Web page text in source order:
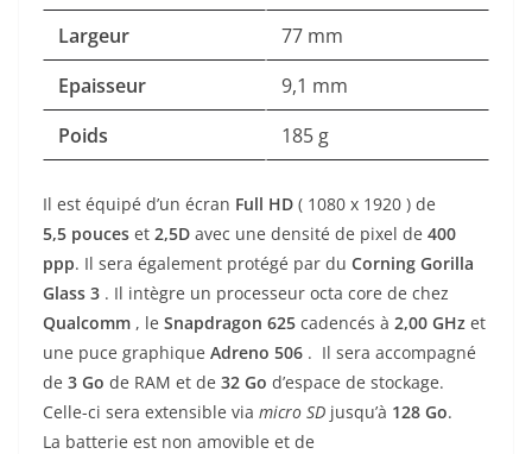
Largeur
77 mm
Epaisseur
9,1 mm
Poids
185 g
Il est équipé d’un écran Full HD ( 1080 x 1920 ) de
5,5 pouces et 2,5D avec une densité de pixel de 400
ppp. Il sera également protégé par du Corning Gorilla
Glass 3 . Il intègre un processeur octa core de chez
Qualcomm , le Snapdragon 625 cadencés à 2,00 GHz et
une puce graphique Adreno 506 . Il sera accompagné
de 3 Go de RAM et de 32 Go d’espace de stockage.
Celle-ci sera extensible via micro SD jusqu’à 128 Go.
La batterie est non amovible et de